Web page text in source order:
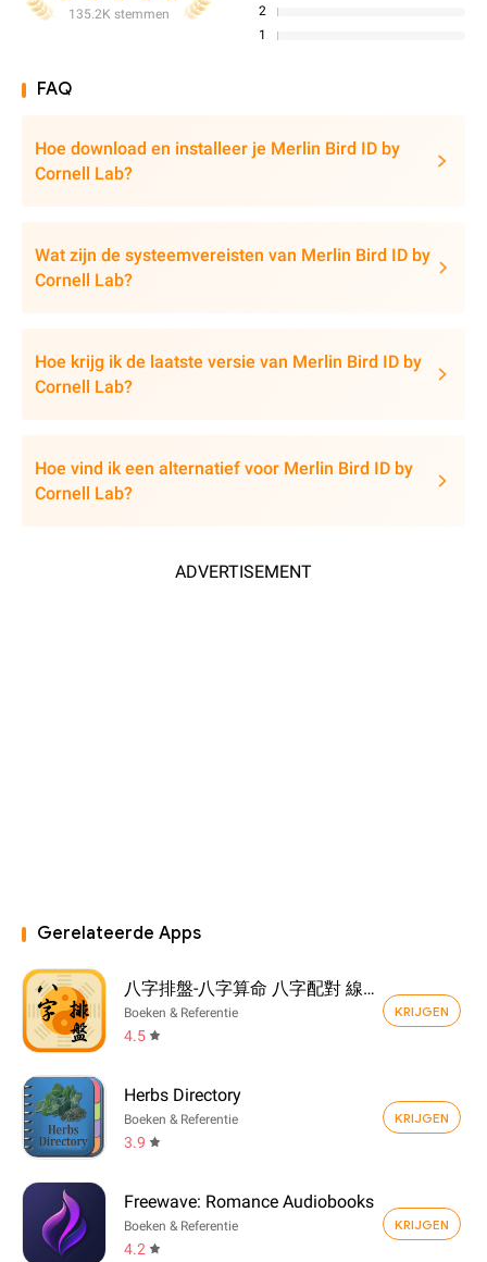
135.2K stemmen
2
1
FAQ
Hoe download en installeer je Merlin Bird ID by
Cornell Lab?
Wat zijn de systeemvereisten van Merlin Bird ID by
Cornell Lab?
Hoe krijg ik de laatste versie van Merlin Bird ID by
Cornell Lab?
Hoe vind ik een alternatief voor Merlin Bird ID by
Cornell Lab?
ADVERTISEMENT
Gerelateerde Apps
八字排盤-八字算命 八字配對 線上算命 生辰八字查詢
Boeken & Referentie
4.5
KRIJGEN
Herbs Directory
Boeken & Referentie
3.9
KRIJGEN
Freewave: Romance Audiobooks
Boeken & Referentie
4.2
KRIJGEN